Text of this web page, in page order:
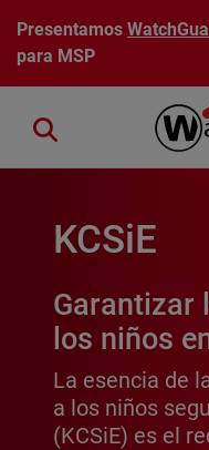
Pasar al contenido
Presentamos
para MSP
Close search
KCSiE
Garantizar
los niños
La esencia de
a los niños
(KCSiE) es el